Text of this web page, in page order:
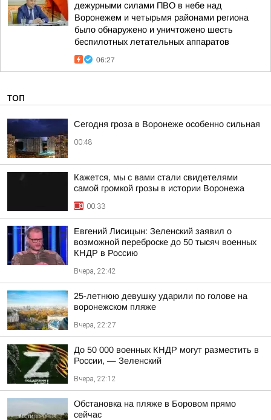
дежурными силами ПВО в небе над
Воронежем и четырьмя районами региона
было обнаружено и уничтожено шесть
беспилотных летательных аппаратов
06:27
ТОП
Сегодня гроза в Воронеже особенно сильная
00:48
Кажется, мы с вами стали свидетелями
самой громкой грозы в истории Воронежа
00:33
Евгений Лисицын: Зеленский заявил о
возможной переброске до 50 тысяч военных
КНДР в Россию
Вчера, 22:42
25-летнюю девушку ударили по голове на
воронежском пляже
Вчера, 22:27
До 50 000 военных КНДР могут разместить в
России, — Зеленский
Вчера, 22:12
Обстановка на пляже в Боровом прямо
сейчас